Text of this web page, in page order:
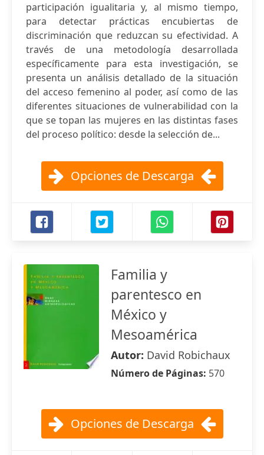
participación igualitaria y, al mismo tiempo,
para detectar prácticas encubiertas de
discriminación que reduzcan su efectividad. A
través de una metodología desarrollada
específicamente para esta investigación, se
presenta un análisis detallado de la situación
del acceso femenino al poder, así como de las
diferentes situaciones de vulnerabilidad con la
que se topan las mujeres en las distintas fases
del proceso político: desde la selección de...
Opciones de Descarga
Familia y
parentesco en
México y
Mesoamérica
Autor: David Robichaux
Número de Páginas: 570
Opciones de Descarga